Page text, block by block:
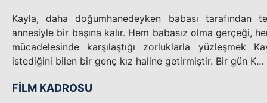
Kayla, daha doğumhanedeyken babası
annesiyle bir başına kalır. Hem babasız olma gerçeği,
mücadelesinde karşılaştığı zorluklarla yüzleşmek
istediğini bilen bir genç kız haline getirmiştir. Bir gün K...
FİLM KADROSU